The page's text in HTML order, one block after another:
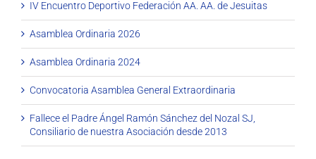
IV Encuentro Deportivo Federación AA. AA. de Jesuitas
Asamblea Ordinaria 2026
Asamblea Ordinaria 2024
Convocatoria Asamblea General Extraordinaria
Fallece el Padre Ángel Ramón Sánchez del Nozal SJ,
Consiliario de nuestra Asociación desde 2013